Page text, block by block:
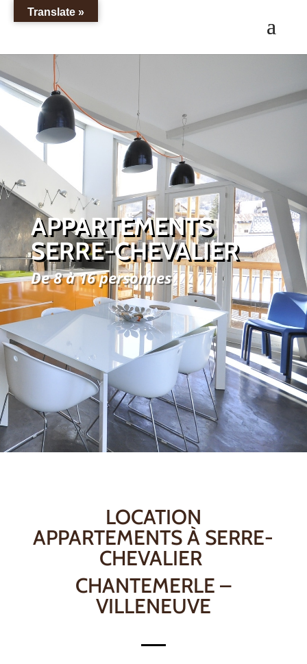
APPARTEMENTS
SERRE-CHEVALIER
De 8 à 16 personnes
LOCATION
APPARTEMENTS À SERRE-
CHEVALIER
CHANTEMERLE –
VILLENEUVE
Translate »